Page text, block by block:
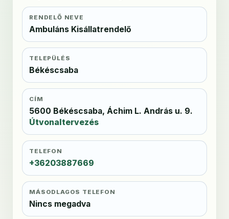
RENDELŐ NEVE
Ambuláns Kisállatrendelő
TELEPÜLÉS
Békéscsaba
CÍM
5600 Békéscsaba, Áchim L. András u. 9.
Útvonaltervezés
TELEFON
+36203887669
MÁSODLAGOS TELEFON
Nincs megadva